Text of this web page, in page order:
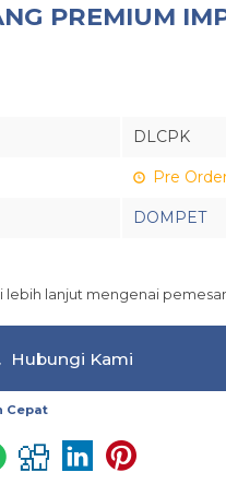
PREMIUM
DLCPK
Pre
DOMPET
lebih lanjut mengenai
Hubungi Kami
Cepat